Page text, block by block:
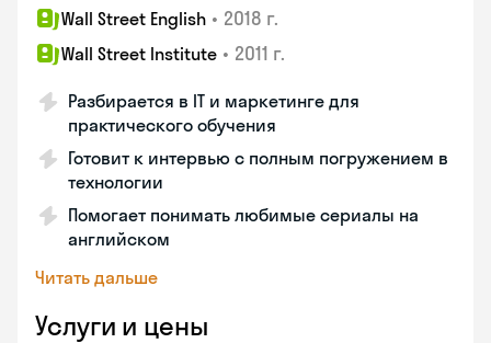
Wall Street English • 2018 г.
Wall Street Institute • 2011 г.
Разбирается в IT и маркетинге для
практического обучения
Готовит к интервью с полным погружением в
технологии
Помогает понимать любимые сериалы на
английском
Читать дальше
Услуги и цены